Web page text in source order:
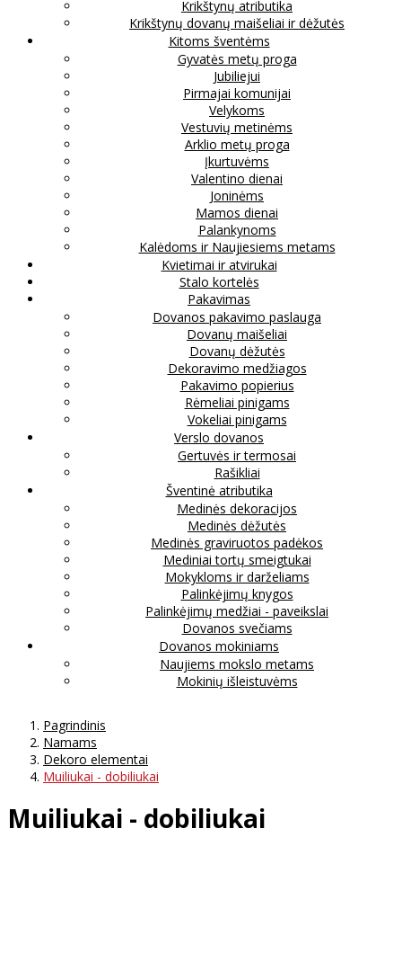
Krikštynų atributika
Krikštynų dovanų maišeliai ir dėžutės
Kitoms šventėms
Gyvatės metų proga
Jubiliejui
Pirmajai komunijai
Velykoms
Vestuvių metinėms
Arklio metų proga
Įkurtuvėms
Valentino dienai
Joninėms
Mamos dienai
Palankynoms
Kalėdoms ir Naujiesiems metams
Kvietimai ir atvirukai
Stalo kortelės
Pakavimas
Dovanos pakavimo paslauga
Dovanų maišeliai
Dovanų dėžutės
Dekoravimo medžiagos
Pakavimo popierius
Rėmeliai pinigams
Vokeliai pinigams
Verslo dovanos
Gertuvės ir termosai
Rašikliai
Šventinė atributika
Medinės dekoracijos
Medinės dėžutės
Medinės graviruotos padėkos
Mediniai tortų smeigtukai
Mokykloms ir darželiams
Palinkėjimų knygos
Palinkėjimų medžiai - paveikslai
Dovanos svečiams
Dovanos mokiniams
Naujiems mokslo metams
Mokinių išleistuvėms
Pagrindinis
Namams
Dekoro elementai
Muiliukai - dobiliukai
Muiliukai - dobiliukai